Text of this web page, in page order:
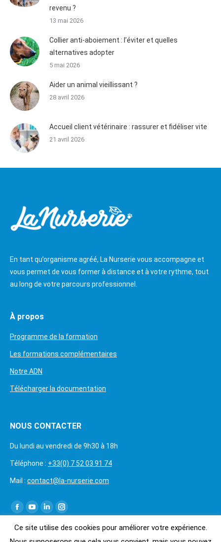
revenu ?
13 mai 2026
Collier anti-aboiement : l’éviter et quelles
alternatives adopter
5 mai 2026
Aider un animal vieillissant ?
28 avril 2026
Accueil client vétérinaire : rassurer et fidéliser vite
21 avril 2026
En tant qu’organisme agréé, La Nurserie vous accompagne et
vous permet de vous former à distance et à votre rythme, tout
au long de votre parcours professionnel.
À propos
Programme de la formation
Les formations complémentaires
Notre ADN
Télécharger la documentation
NOUS CONTACTER
Du lundi au vendredi de 9h30 à 18h
Téléphone : +33(0) 7 52 03 91 74
Mail : contact@la-nurserie.com
Trouvez nous sur :
Ce site utilise des cookies pour améliorer votre expérience.